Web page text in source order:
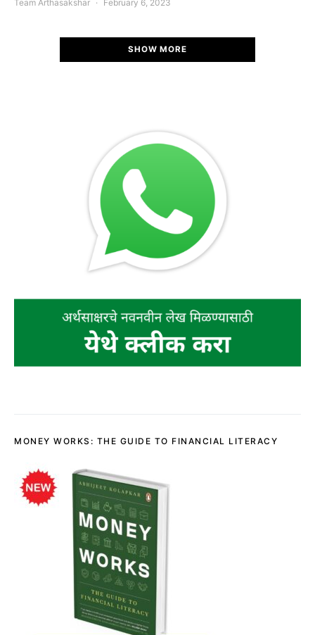
Team Arthasakshar February 6, 2023
SHOW MORE
MONEY WORKS: THE GUIDE TO FINANCIAL LITERACY